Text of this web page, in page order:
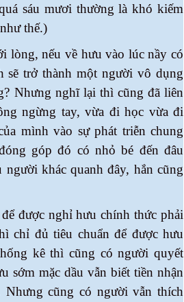
sáu mươi thường là khó kiếm
thế.)
nếu về hưu vào lúc nầy có
sẽ trở thành một người vô dụng
Nhưng nghĩ lại thì cũng đã liên
ngừng tay, vừa đi học vừa đi
mình vào sự phát triễn chung
góp đó có nhỏ bé đến đâu
khác quanh đây, hắn cũng
nghỉ hưu chính thức phải
chỉ đủ tiêu chuẩn để được hưu
kê thì cũng có người quyết
sớm mặc dầu vẫn biết tiền nhận
cũng có người vẫn thích